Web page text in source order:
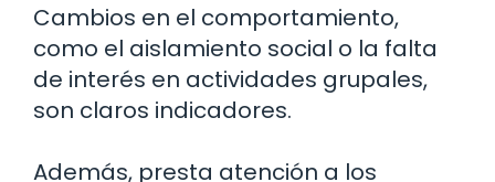
Cambios en el comportamiento,
como el aislamiento social o la falta
de interés en actividades grupales,
son claros indicadores.
Además, presta atención a los